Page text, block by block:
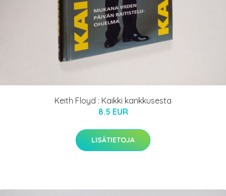
Keith Floyd : Kaikki kankkusesta
8.5 EUR
LISÄTIETOJA